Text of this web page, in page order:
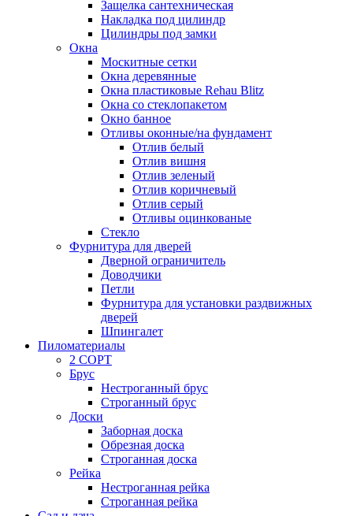
Защелка сантехническая
Накладка под цилиндр
Цилиндры под замки
Окна
Москитные сетки
Окна деревянные
Окна пластиковые Rehau Blitz
Окна со стеклопакетом
Окно банное
Отливы оконные/на фундамент
Отлив белый
Отлив вишня
Отлив зеленый
Отлив коричневый
Отлив серый
Отливы оцинкованые
Стекло
Фурнитура для дверей
Дверной ограничитель
Доводчики
Петли
Фурнитура для установки раздвижных
дверей
Шпингалет
Пиломатериалы
2 СОРТ
Брус
Нестроганный брус
Строганный брус
Доски
Заборная доска
Обрезная доска
Строганная доска
Рейка
Нестроганная рейка
Строганная рейка